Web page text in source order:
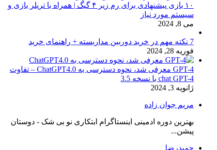
۱۰ بازی پیشنهادی برای رم زیر ۴ گیگ | همراه با تریلر بازی و
سیستم مورد نیاز
می 8, 2024
7 نکته مهم در خرید دوربین مداربسته + راهنمای خرید
فوریه 28, 2024
GPT-4 معرفی شد، نحوه دسترسی به ChatGPT4.0 – تفاوت
chat GPT-4 با نسخه 3.5
ژانویه 3, 2024
مریم جوان زاده
بهترین دوره ادمینی اینستاگرام ابتکاری نو بی شک - دوستان
پیشن...
حمیدرضا